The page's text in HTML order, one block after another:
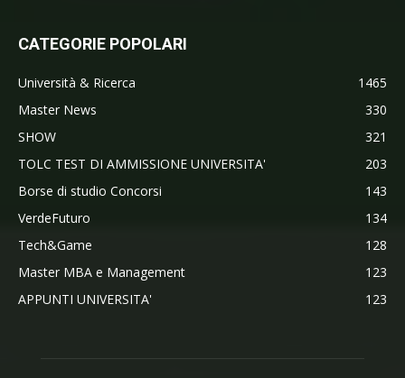
CATEGORIE POPOLARI
Università & Ricerca
1465
Master News
330
SHOW
321
TOLC TEST DI AMMISSIONE UNIVERSITA'
203
Borse di studio Concorsi
143
VerdeFuturo
134
Tech&Game
128
Master MBA e Management
123
APPUNTI UNIVERSITA'
123